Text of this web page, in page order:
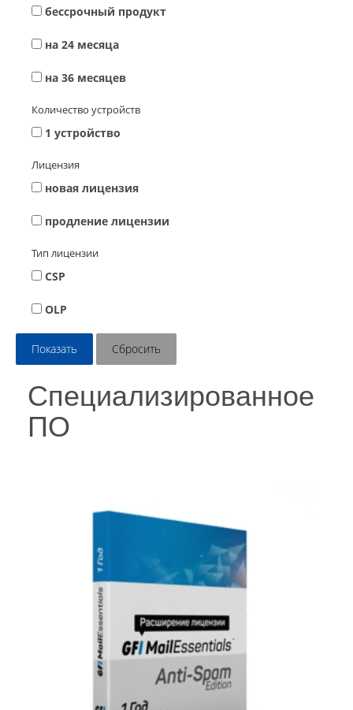
беcсрочный продукт
на 24 месяца
на 36 месяцев
Количество устройств
1 устройство
Лицензия
новая лицензия
продление лицензии
Тип лицензии
CSP
OLP
Специализированное
ПО